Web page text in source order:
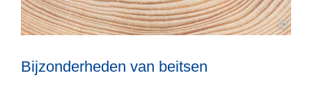
©
Bijzonderheden van beitsen